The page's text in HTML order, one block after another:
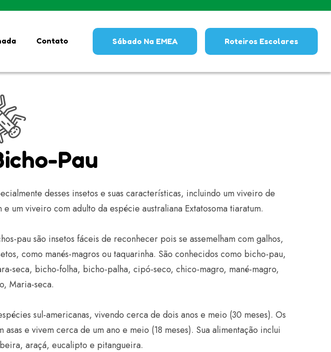
Contato Sábado Na EMEA Roteiros Escolares
Pau
desses insetos e suas características, incluindo um viveiro de
um viveiro com adulto da espécie australiana Extatosoma tiaratum.
pau são insetos fáceis de reconhecer pois se assemelham com galhos,
como manés-magros ou taquarinha. São conhecidos como bicho-pau,
seca, bicho-folha, bicho-palha, cipó-seco, chico-magro, mané-magro,
Maria-seca.
sul-americanas, vivendo cerca de dois anos e meio (30 meses). Os
e vivem cerca de um ano e meio (18 meses). Sua alimentação inclui
araçá, eucalipto e pitangueira.